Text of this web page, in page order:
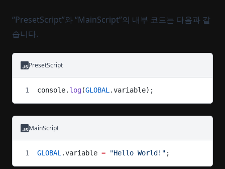
“PresetScript”와 “MainScript”의 내부 코드는 다음과 같
습니다.
PresetScript
console. log(GLOBAL .variable);
MainScript
GLOBAL .variable = "Hello World!" ;